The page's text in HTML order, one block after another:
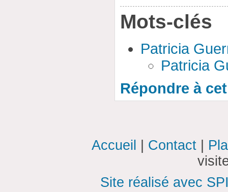
Mots-clés
Patricia
Patricia
Répondre à
Accueil Contact
Site réalisé avec